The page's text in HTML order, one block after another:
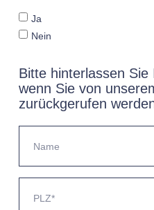
Ja
Nein
Bitte hinterlassen Sie
wenn Sie von
zurückgerufen